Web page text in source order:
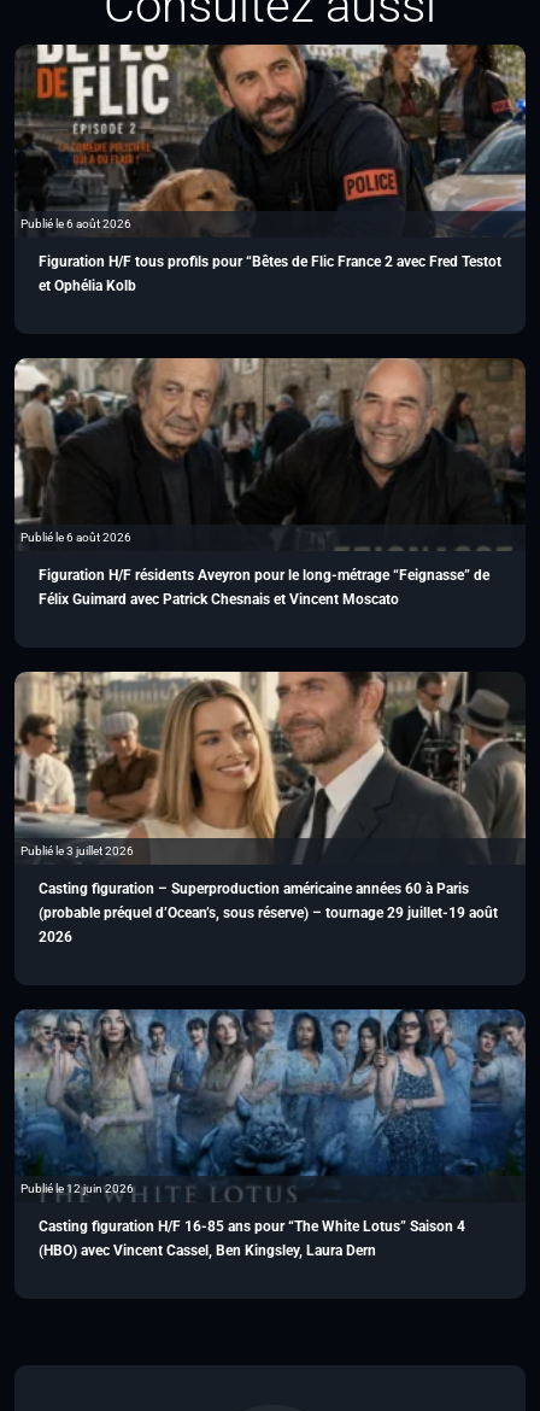
Publié le 6 août 2026
Figuration H/F tous profils pour “Bêtes de Flic France 2 avec Fred Testot
et Ophélia Kolb
Publié le 6 août 2026
Figuration H/F résidents Aveyron pour le long-métrage “Feignasse” de
Félix Guimard avec Patrick Chesnais et Vincent Moscato
Publié le 3 juillet 2026
Casting figuration – Superproduction américaine années 60 à Paris
(probable préquel d’Ocean’s, sous réserve) – tournage 29 juillet-19 août
2026
Publié le 12 juin 2026
Casting figuration H/F 16-85 ans pour “The White Lotus” Saison 4
(HBO) avec Vincent Cassel, Ben Kingsley, Laura Dern